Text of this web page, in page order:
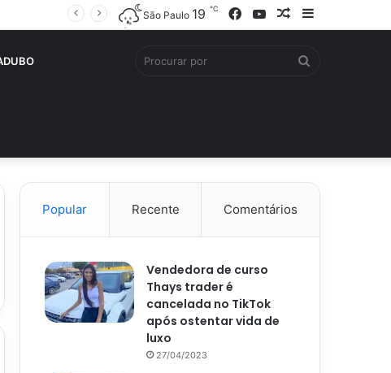
Barra
Artigo
YouTube
Facebook
São Paulo 19 ℃
Popular Recente Comentários
Vendedora de curso
Thays trader é
cancelada no TikTok
após ostentar vida de
luxo
27/04/2023